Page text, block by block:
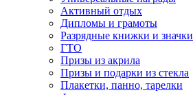
Активный отдых
Дипломы и грамоты
Разрядные книжки и значки
ГТО
Призы из акрила
Призы и подарки из стекла
Плакетки, панно, тарелки